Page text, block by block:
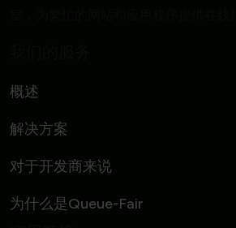
概述
解决方案
对于开发商来说
为什么是Queue-Fair